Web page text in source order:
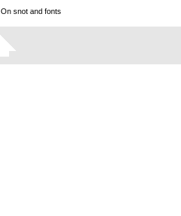
On snot and fonts